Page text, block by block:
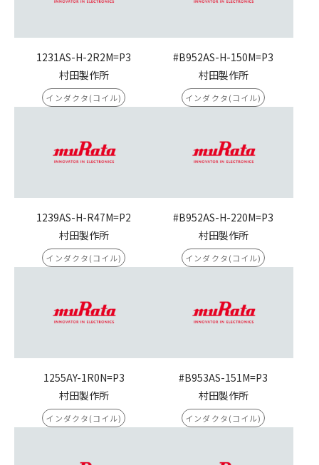
1231AS-H-2R2M=P3
村田製作所
インダクタ(コイル)
#B952AS-H-150M=P3
村田製作所
インダクタ(コイル)
1239AS-H-R47M=P2
村田製作所
インダクタ(コイル)
#B952AS-H-220M=P3
村田製作所
インダクタ(コイル)
1255AY-1R0N=P3
村田製作所
インダクタ(コイル)
#B953AS-151M=P3
村田製作所
インダクタ(コイル)